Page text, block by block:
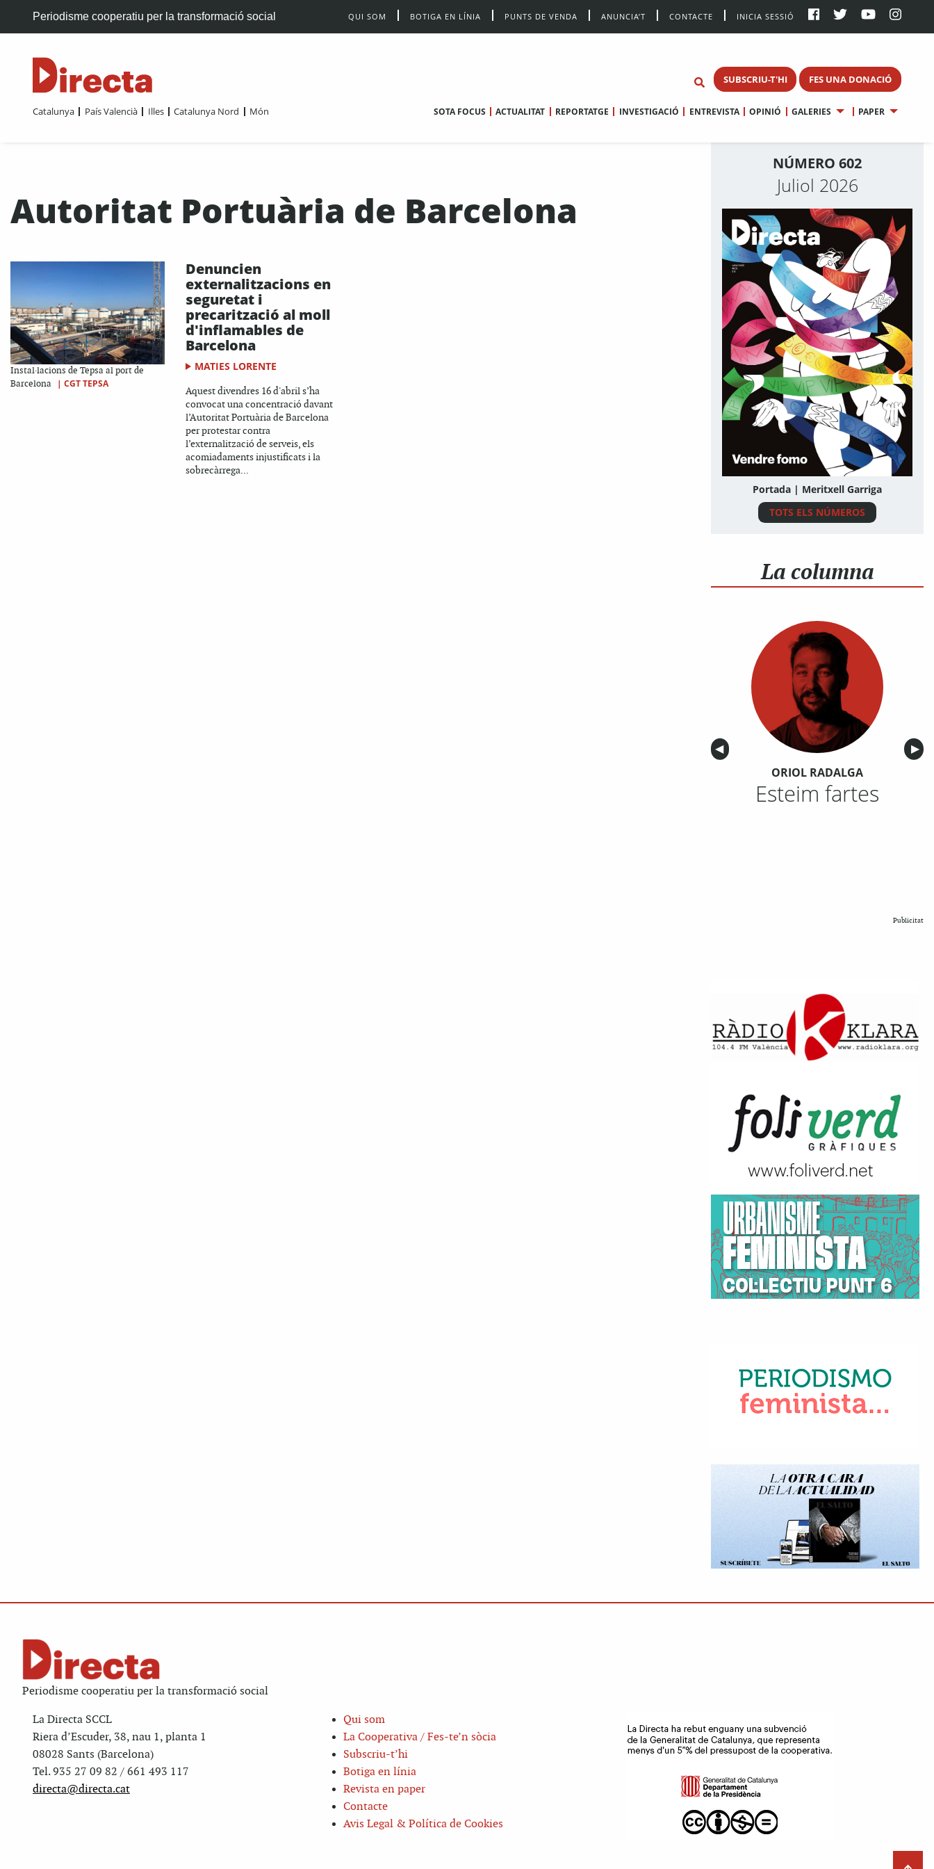
Periodisme cooperatiu per la transformació social QUI SOM BOTIGA EN LÍNIA PUNTS DE VENDA ANUNCIA’T CONTACTE INICIA SESSIÓ
SUBSCRIU-T'HI FES UNA DONACIÓ
Catalunya País Valencià Illes Catalunya Nord Món SOTA FOCUS ACTUALITAT REPORTATGE INVESTIGACIÓ ENTREVISTA OPINIÓ GALERIES PAPER
Autoritat Portuària de Barcelona
Instal·lacions de Tepsa al port de
Barcelona
| CGT TEPSA
Denuncien
externalitzacions en
seguretat i
precarització al moll
d'inflamables de
Barcelona
MATIES LORENTE
Aquest divendres 16 d'abril s’ha
convocat una concentració davant
l’Autoritat Portuària de Barcelona
per protestar contra
l’externalització de serveis, els
acomiadaments injustificats i la
sobrecàrrega...
NÚMERO 602
Juliol 2026
Portada | Meritxell Garriga
TOTS ELS NÚMEROS
La columna
Anterior
◀︎ ▶︎
ORIOL RADALGA
Esteim fartes
Publicitat
Periodisme cooperatiu per la transformació social
La Directa SCCL
Riera d’Escuder, 38, nau 1, planta 1
08028 Sants (Barcelona)
Tel. 935 27 09 82 / 661 493 117
directa@directa.cat
Qui som
La Cooperativa / Fes-te’n sòcia
Subscriu-t’hi
Botiga en línia
Revista en paper
Contacte
Avis Legal & Política de Cookies